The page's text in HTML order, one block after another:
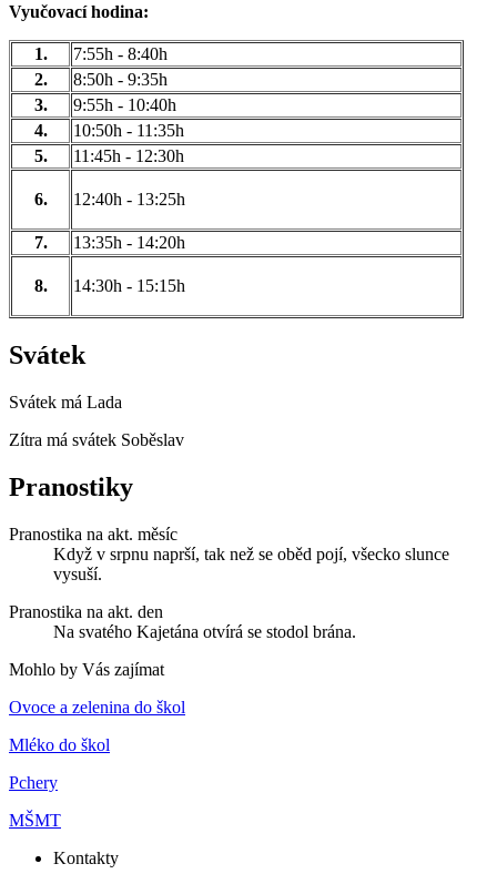
Vyučovací hodina:
1.
7:55h - 8:40h
2.
8:50h - 9:35h
3.
9:55h - 10:40h
4.
10:50h - 11:35h
5.
11:45h - 12:30h
6. 12:40h - 13:25h
7. 13:35h - 14:20h
8. 14:30h - 15:15h
Svátek
Svátek má Lada
Zítra má svátek Soběslav
Pranostiky
Pranostika na akt. měsíc
Když v srpnu naprší, tak než se oběd pojí, všecko slunce
vysuší.
Pranostika na akt. den
Na svatého Kajetána otvírá se stodol brána.
Mohlo by Vás zajímat
Ovoce a zelenina do škol
Mléko do škol
Pchery
MŠMT
Kontakty